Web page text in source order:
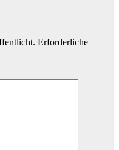
Erforderliche